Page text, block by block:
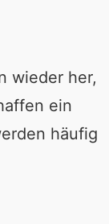
wieder her,
ein
häufig